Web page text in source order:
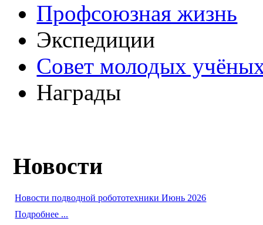
Профсоюзная жизнь
Экспедиции
Совет молодых
Награды
Новости
Новости подводной робототехники Июнь 2026
Подробнее ...